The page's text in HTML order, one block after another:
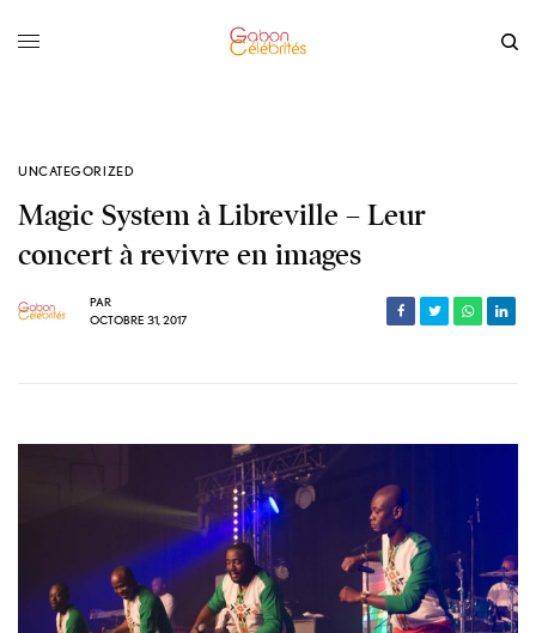
UNCATEGORIZED
Magic System à Libreville – Leur
concert à revivre en images
PAR
OCTOBRE 31, 2017